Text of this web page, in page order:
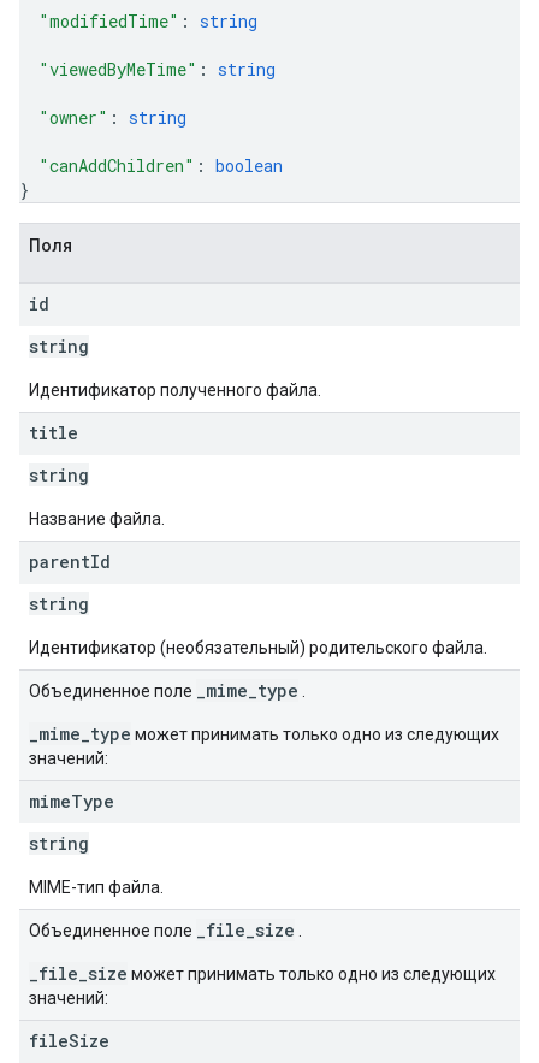
"modifiedTime" : string
"viewedByMeTime" : string
"owner" : string
"canAddChildren" : boolean
}
Поля
id
string
Идентификатор полученного файла.
title
string
Название файла.
parentId
string
Идентификатор (необязательный) родительского файла.
Объединенное поле _mime_type
_mime_type может принимать только одно из следующих
значений:
mimeType
string
MIME-тип файла.
Объединенное поле _file_size
_file_size может принимать только одно из следующих
значений:
fileSize